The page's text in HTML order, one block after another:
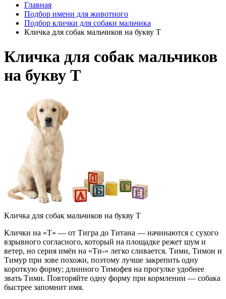
Главная
Подбор имени для животного
Подбор клички для собаки мальчика
Кличка для собак мальчиков на букву Т
Кличка для собак мальчиков
на букву Т
Кличка для собак мальчиков на букву Т
Клички на «Т» — от Тигра до Титана — начинаются с сухого
взрывного согласного, который на площадке режет шум и
ветер, но серия имён на «Ти-» легко сливается. Тими, Тимон и
Тимур при зове похожи, поэтому лучше закрепить одну
короткую форму; длинного Тимофея на прогулке удобнее
звать Тими. Повторяйте одну форму при кормлении — собака
быстрее запомнит имя.